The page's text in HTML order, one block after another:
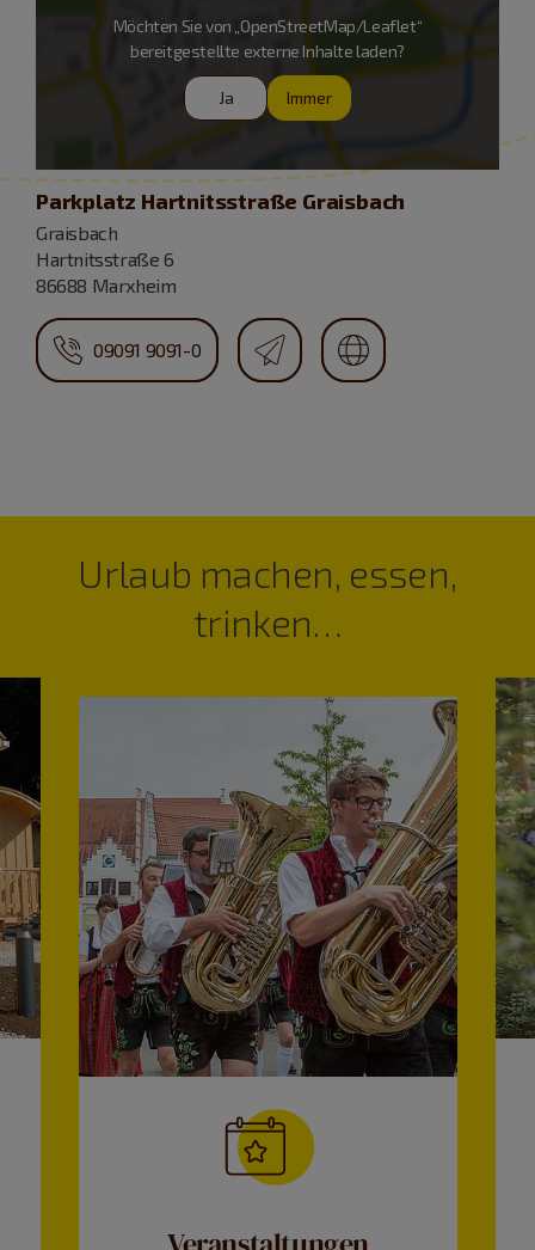
Möchten Sie von „OpenStreetMap/Leaflet“
bereitgestellte externe Inhalte laden?
Ja Immer
Parkplatz Hartnitsstraße Graisbach
Graisbach
Hartnitsstraße 6
86688 Marxheim
09091 9091-0
Urlaub machen, essen,
trinken…